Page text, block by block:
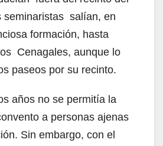
seminaristas salían, en
formación, hasta
Cenagales, aunque lo
paseos por su recinto.
años no se permitía la
a personas ajenas
Sin embargo, con el